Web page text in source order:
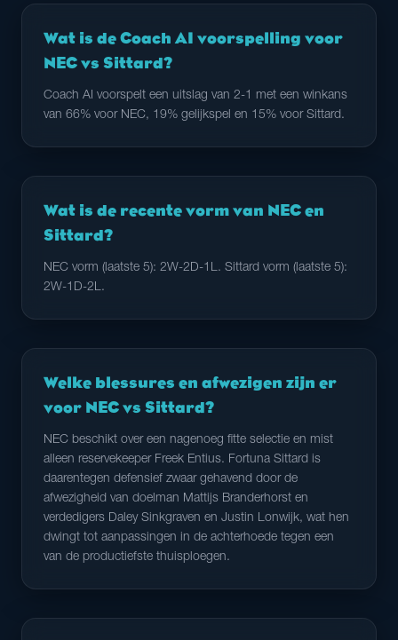
Wat is de Coach AI voorspelling voor
NEC vs Sittard?
Coach AI voorspelt een uitslag van 2-1 met een winkans
van 66% voor NEC, 19% gelijkspel en 15% voor Sittard.
Wat is de recente vorm van NEC en
Sittard?
NEC vorm (laatste 5): 2W-2D-1L. Sittard vorm (laatste 5):
2W-1D-2L.
Welke blessures en afwezigen zijn er
voor NEC vs Sittard?
NEC beschikt over een nagenoeg fitte selectie en mist
alleen reservekeeper Freek Entius. Fortuna Sittard is
daarentegen defensief zwaar gehavend door de
afwezigheid van doelman Mattijs Branderhorst en
verdedigers Daley Sinkgraven en Justin Lonwijk, wat hen
dwingt tot aanpassingen in de achterhoede tegen een
van de productiefste thuisploegen.